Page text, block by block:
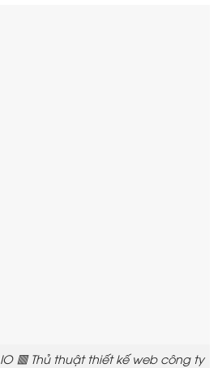
🟥 Thủ thuật thiết kế web công ty